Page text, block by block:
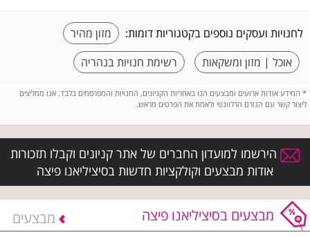
לחנויות ועסקים נוספים בקטגוריות דומות:
מזון מהיר
אוכל | מזון ומשקאות
רשימת חנויות בנהריה
* המידע אודות ארועים ומבצעים הנו באחריות הקניונים, החנויות והמפרסמים בלבד. אנו ממליצים
ליצור קשר עם הגורם הרלוונטי ולאמת את הפרטים מראש.
הירשמו למועדון החברים של אתר קניונים וקבלו תזכורות
אודות מבצעים וקולקציות חדשות בסיציליאנו פיצה
מבצעים בסיציליאנו פיצה מבצעים